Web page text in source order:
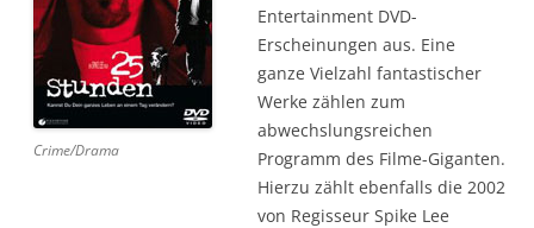
Crime/Drama
Entertainment DVD-
Erscheinungen aus. Eine
ganze Vielzahl fantastischer
Werke zählen zum
abwechslungsreichen
Programm des Filme-Giganten.
Hierzu zählt ebenfalls die 2002
von Regisseur Spike Lee